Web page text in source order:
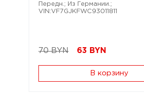
Передн.; Из Германии.;
VIN:VF7GJKFWC93011811
70 BYN 63 BYN
В корзину